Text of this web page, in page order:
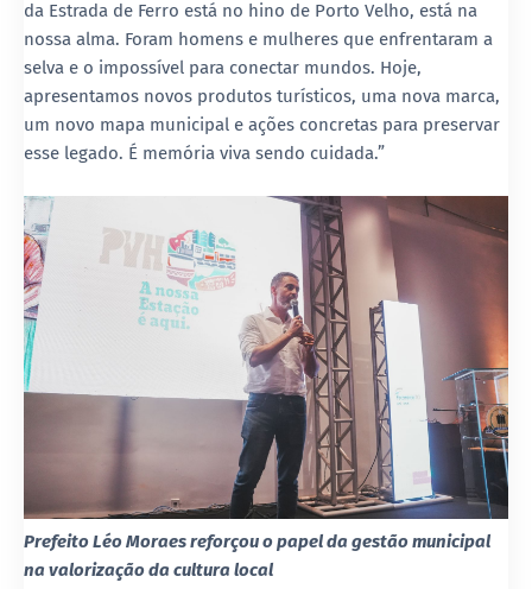
da Estrada de Ferro está no hino de Porto Velho, está na
nossa alma. Foram homens e mulheres que enfrentaram a
selva e o impossível para conectar mundos. Hoje,
apresentamos novos produtos turísticos, uma nova marca,
um novo mapa municipal e ações concretas para preservar
esse legado. É memória viva sendo cuidada.”
Prefeito Léo Moraes reforçou o papel da gestão municipal
na valorização da cultura local